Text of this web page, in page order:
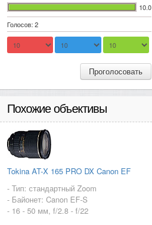
10.0
Голосов: 2
Проголосовать
Похожие объективы
Tokina AT-X 165 PRO DX Canon EF
- Тип: стандартный Zoom
- Байонет: Canon EF-S
- 16 - 50 мм, f/2.8 - f/22